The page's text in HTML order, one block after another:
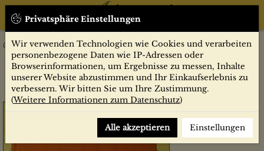
Privatsphäre Einstellungen
Wir verwenden Technologien wie Cookies und verarbeiten
personenbezogene Daten wie IP-Adressen oder
Browserinformationen, um Ergebnisse zu messen, Inhalte
unserer Website abzustimmen und Ihr Einkaufserlebnis zu
verbessern. Wir bitten Sie um Ihre Zustimmung.
(Weitere Informationen zum Datenschutz)
Alle akzeptieren Einstellungen
Sachbücher
Historische Waffen : Kurze Entwicklungsgeschichte d. Waffen
vom Frühfeudalismus bis zum 17. Jh. / Heinrich Müller. Zeichngn:
Weidner-Böhm